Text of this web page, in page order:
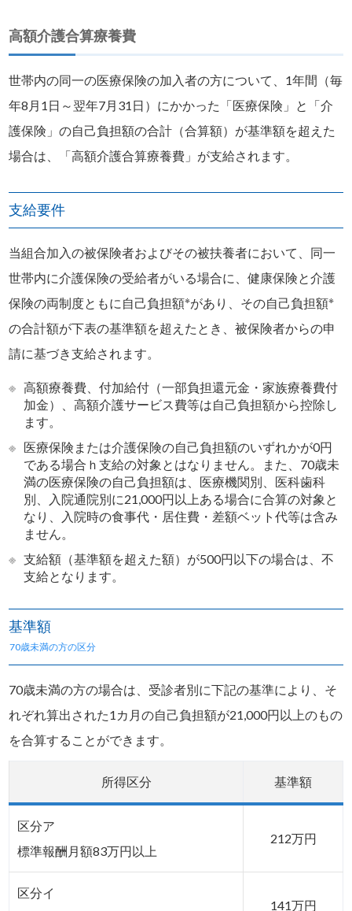
高額介護合算療養費
世帯内の同一の医療保険の加入者の方について、1年間（毎
年8月1日～翌年7月31日）にかかった「医療保険」と「介
護保険」の自己負担額の合計（合算額）が基準額を超えた
場合は、「高額介護合算療養費」が支給されます。
支給要件
当組合加入の被保険者およびその被扶養者において、同一
世帯内に介護保険の受給者がいる場合に、健康保険と介護
保険の両制度ともに自己負担額※があり、その自己負担額※
の合計額が下表の基準額を超えたとき、被保険者からの申
請に基づき支給されます。
※ 高額療養費、付加給付（一部負担還元金・家族療養費付
加金）、高額介護サービス費等は自己負担額から控除し
ます。
※ 医療保険または介護保険の自己負担額のいずれかが0円
である場合ｈ支給の対象とはなりません。また、70歳未
満の医療保険の自己負担額は、医療機関別、医科歯科
別、入院通院別に21,000円以上ある場合に合算の対象と
なり、入院時の食事代・居住費・差額ベット代等は含み
ません。
※ 支給額（基準額を超えた額）が500円以下の場合は、不
支給となります。
基準額
70歳未満の方の区分
70歳未満の方の場合は、受診者別に下記の基準により、そ
れぞれ算出された1カ月の自己負担額が21,000円以上のもの
を合算することができます。
所得区分 基準額
区分ア
標準報酬月額83万円以上
212万円
区分イ
141万円